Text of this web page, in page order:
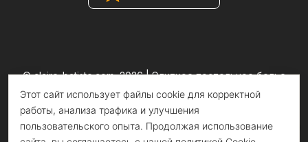
© claire-batiste.com, 2026 |Элитное постельное белье
Информация на сайте носит информационный характер и не
является публичной офертой
Этот сайт использует файлы cookie для корректной
работы, анализа трафика и улучшения
пользовательского опыта. Продолжая использование